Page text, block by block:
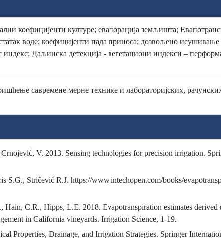
коефицијенти културе; евапорација земљишта;
воде; коефицијенти пада приноса; дозвољено
индекс; Даљинска детекција - вегетациони индекси –
савремене мерне технике и лабораторијских,
V. 2013. Sensing technologies for precision irrigation.
S.G., Striĉević R.J. https://www.intechopen.com/books/
C.R., Hipps, L.E. 2018. Evapotranspiration estimates derived
in California vineyards. Irrigation Science, 1-19.
Properties, Drainage, and Irrigation Strategies. Springer